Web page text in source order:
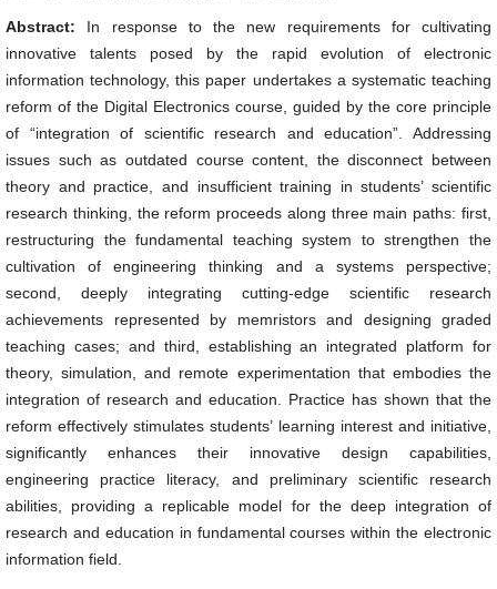
Abstract: In response to the new requirements for cultivating
innovative talents posed by the rapid evolution of electronic
information technology, this paper undertakes a systematic teaching
reform of the Digital Electronics course, guided by the core principle
of “integration of scientific research and education”. Addressing
issues such as outdated course content, the disconnect between
theory and practice, and insufficient training in students’ scientific
research thinking, the reform proceeds along three main paths: first,
restructuring the fundamental teaching system to strengthen the
cultivation of engineering thinking and a systems perspective;
second, deeply integrating cutting-edge scientific research
achievements represented by memristors and designing graded
teaching cases; and third, establishing an integrated platform for
theory, simulation, and remote experimentation that embodies the
integration of research and education. Practice has shown that the
reform effectively stimulates students’ learning interest and initiative,
significantly enhances their innovative design capabilities,
engineering practice literacy, and preliminary scientific research
abilities, providing a replicable model for the deep integration of
research and education in fundamental courses within the electronic
information field.